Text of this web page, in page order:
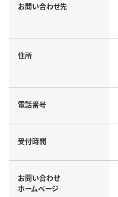
お問い合わせ先
住所
電話番号
受付時間
お問い合わせ
ホームページ